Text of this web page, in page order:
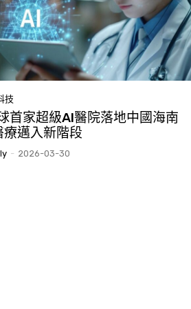
技
首家超級AI醫院落地中國海南
療邁入新階段
- 2026-03-30